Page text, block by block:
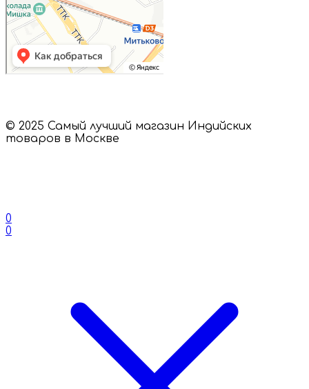
© 2025 Самый лучший магазин Индийских
товаров в Москве
0
0